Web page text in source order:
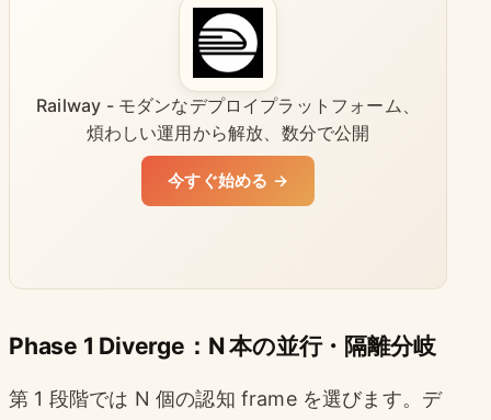
Railway - モダンなデプロイプラットフォーム、
煩わしい運用から解放、数分で公開
今すぐ始める →
Phase 1 Diverge：N 本の並行・隔離分岐
第 1 段階では N 個の認知 frame を選びます。デ